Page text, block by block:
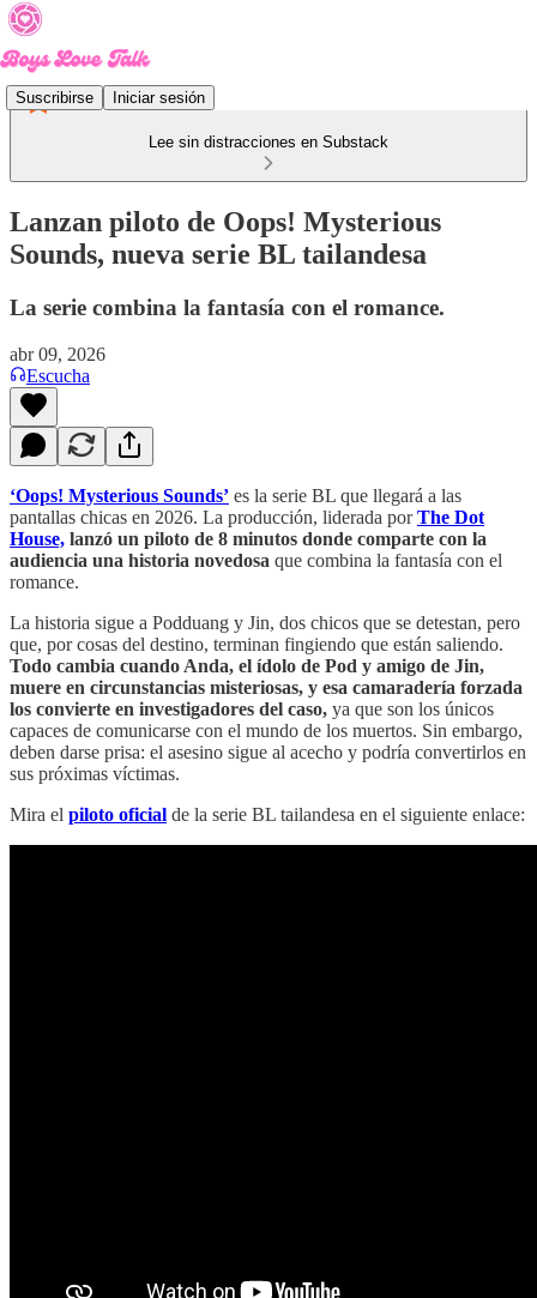
Suscribirse Iniciar sesión
Lee sin distracciones en Substack
Lanzan piloto de Oops! Mysterious
Sounds, nueva serie BL tailandesa
La serie combina la fantasía con el romance.
abr 09, 2026
Escucha
‘Oops! Mysterious Sounds’ es la serie BL que llegará a las
pantallas chicas en 2026. La producción, liderada porThe Dot
House, lanzó un piloto de 8 minutos donde comparte con la
audiencia una historia novedosa que combina la fantasía con el
romance.
La historia sigue a Podduang y Jin, dos chicos que se detestan, pero
que, por cosas del destino, terminan fingiendo que están saliendo.
Todo cambia cuando Anda, el ídolo de Pod y amigo de Jin,
muere en circunstancias misteriosas, y esa camaradería forzada
los convierte en investigadores del caso, ya que son los únicos
capaces de comunicarse con el mundo de los muertos. Sin embargo,
deben darse prisa: el asesino sigue al acecho y podría convertirlos en
sus próximas víctimas.
Mira el piloto oficial de la serie BL tailandesa en el siguiente enlace: